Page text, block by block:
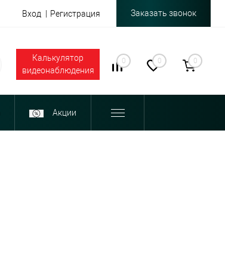
Вход Регистрация Заказать звонок
Калькулятор
видеонаблюдения
0 0 0
Акции